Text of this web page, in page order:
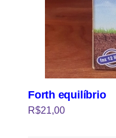
Forth equilíbrio
R$21,00